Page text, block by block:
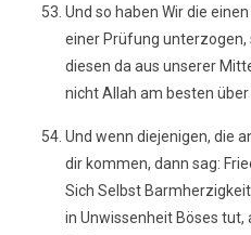
Und so haben Wir die
einer Prüfung unterzogen,
diesen da aus unserer
nicht Allah am besten
Und wenn diejenigen, die
dir kommen, dann sag:
Sich Selbst
in Unwissenheit Böses tut,